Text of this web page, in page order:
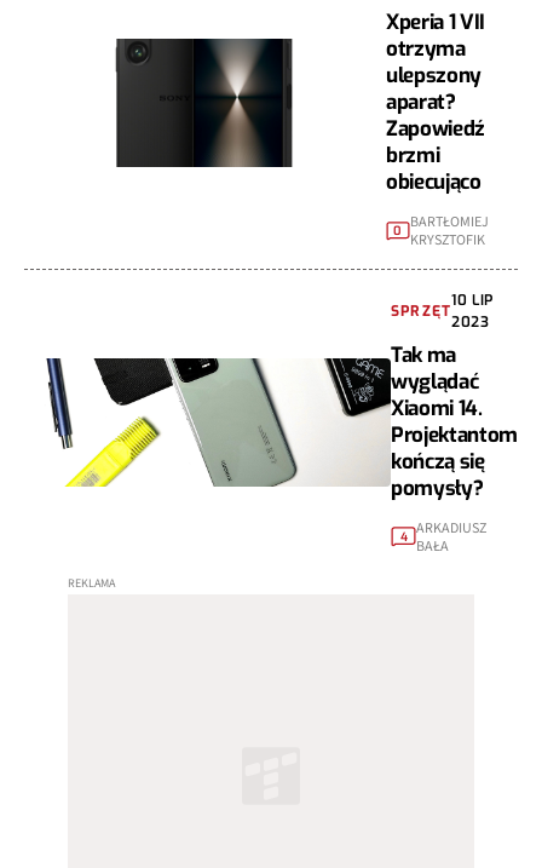
Xperia 1 VII
otrzyma
ulepszony
aparat?
Zapowiedź
brzmi
obiecująco
0
BARTŁOMIEJ
KRYSZTOFIK
SPRZĘT
10 LIP
2023
Tak ma
wyglądać
Xiaomi 14.
Projektantom
kończą się
pomysły?
4 ARKADIUSZ
BAŁA